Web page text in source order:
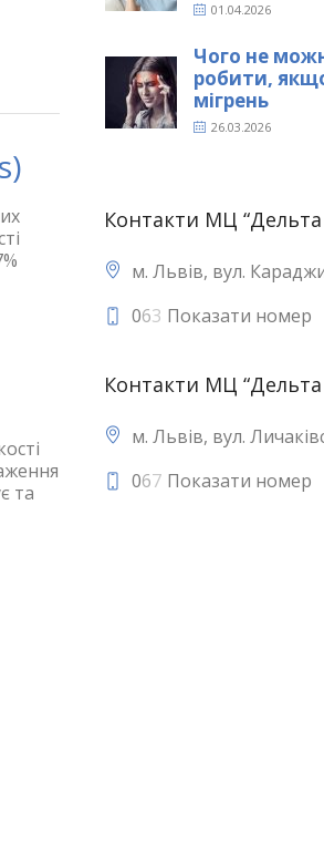
та
01.04.2026
Чого не
робити,
мігрень
26.03.2026
Контакти МЦ
м. Львів, вул.
063 Показати номер
Контакти МЦ
м. Львів, вул.
067 Показати номер